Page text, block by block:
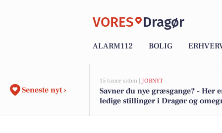
VORES Dragør
ALARM112 BOLIG
Seneste nyt ›
15 timer siden | JOBNYT
Savner du nye græsgange? - Her
ledige stillinger i Dragør og